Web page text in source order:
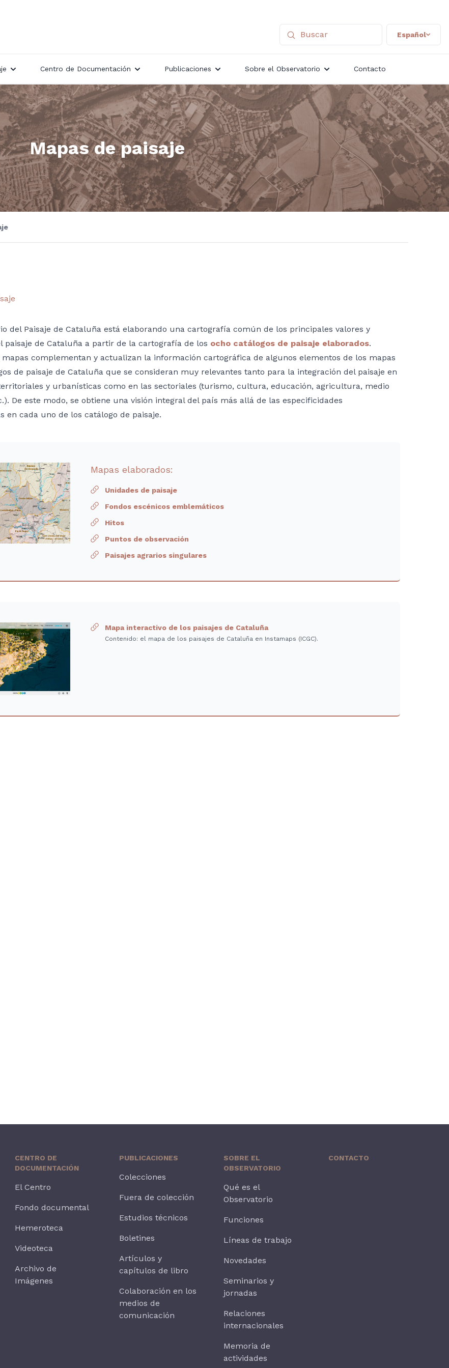
Español
Centro de Documentación Publicaciones Sobre el Observatorio Contacto
Mapas de paisaje
del Paisaje de Cataluña está elaborando una cartografía común de los principales valores y
paisaje de Cataluña a partir de la cartografía de los ocho catálogos de paisaje elaborados.
mapas complementan y actualizan la información cartográfica de algunos elementos de los mapas
de paisaje de Cataluña que se consideran muy relevantes tanto para la integración del paisaje en
y urbanísticas como en las sectoriales (turismo, cultura, educación, agricultura, medio
De este modo, se obtiene una visión integral del país más allá de las especificidades
en cada uno de los catálogo de paisaje.
Mapas elaborados:
Unidades de paisaje
Fondos escénicos emblemáticos
Hitos
Puntos de observación
Paisajes agrarios singulares
Mapa interactivo de los paisajes de Cataluña
Contenido: el mapa de los paisajes de Cataluña en Instamaps (ICGC).
CENTRO DE
DOCUMENTACIÓN
El Centro
Fondo documental
Hemeroteca
Videoteca
Archivo de
Imágenes
PUBLICACIONES
Colecciones
Fuera de colección
Estudios técnicos
Boletines
Artículos y
capítulos de libro
Colaboración en los
medios de
comunicación
SOBRE EL
OBSERVATORIO
Qué es el
Observatorio
Funciones
Líneas de trabajo
Novedades
Seminarios y
jornadas
Relaciones
internacionales
Memoria de
actividades
CONTACTO